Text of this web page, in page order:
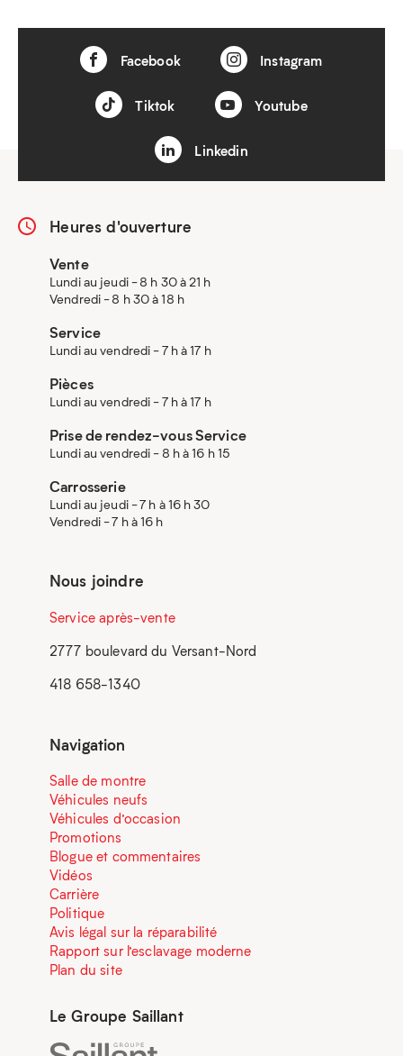
Facebook Instagram
Tiktok Youtube
Linkedin
Heures d'ouverture
Vente
Lundi au jeudi - 8 h 30 à 21 h
Vendredi - 8 h 30 à 18 h
Service
Lundi au vendredi - 7 h à 17 h
Pièces
Lundi au vendredi - 7 h à 17 h
Prise de rendez-vous Service
Lundi au vendredi - 8 h à 16 h 15
Carrosserie
Lundi au jeudi - 7 h à 16 h 30
Vendredi - 7 h à 16 h
Nous joindre
Service après-vente
2777 boulevard du Versant-Nord
418 658-1340
Navigation
Salle de montre
Véhicules neufs
Véhicules d’occasion
Promotions
Blogue et commentaires
Vidéos
Carrière
Politique
Avis légal sur la réparabilité
Rapport sur l’esclavage moderne
Plan du site
Le Groupe Saillant